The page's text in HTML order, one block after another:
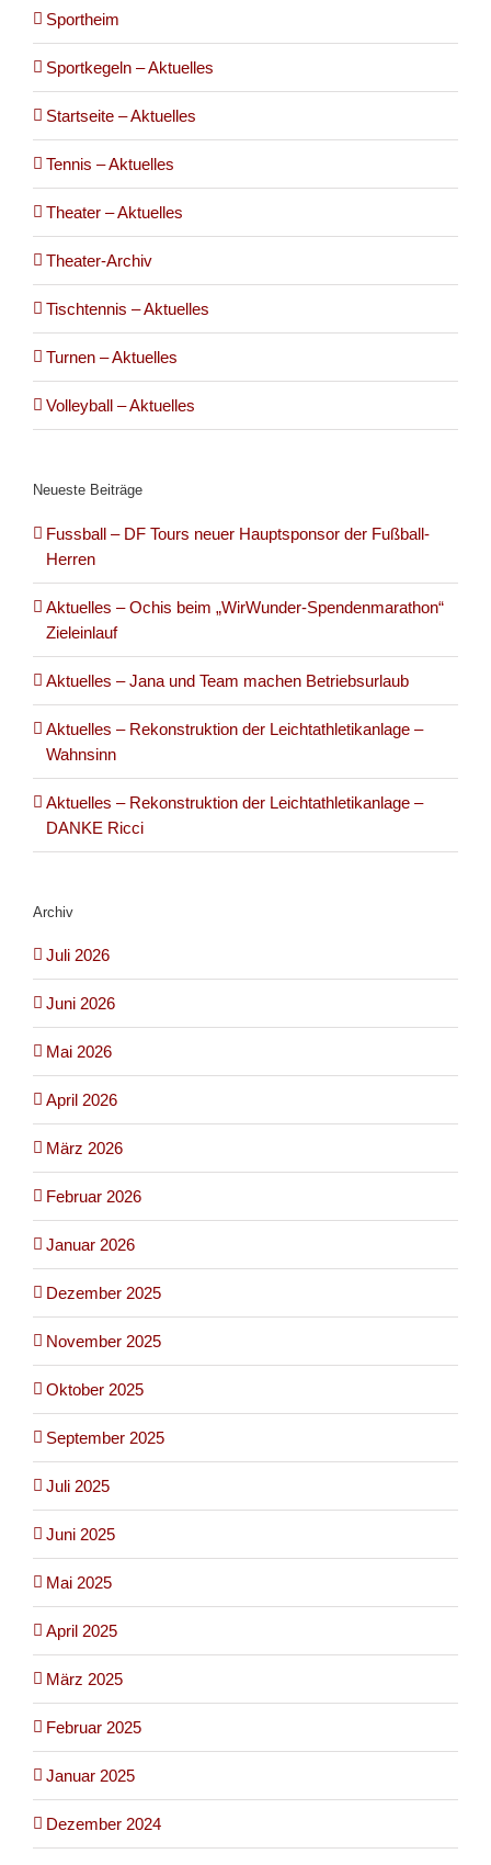
Sportheim
Sportkegeln – Aktuelles
Startseite – Aktuelles
Tennis – Aktuelles
Theater – Aktuelles
Theater-Archiv
Tischtennis – Aktuelles
Turnen – Aktuelles
Volleyball – Aktuelles
Neueste Beiträge
Fussball – DF Tours neuer Hauptsponsor der Fußball-
Herren
Aktuelles – Ochis beim „WirWunder-Spendenmarathon“
Zieleinlauf
Aktuelles – Jana und Team machen Betriebsurlaub
Aktuelles – Rekonstruktion der Leichtathletikanlage –
Wahnsinn
Aktuelles – Rekonstruktion der Leichtathletikanlage –
DANKE Ricci
Archiv
Juli 2026
Juni 2026
Mai 2026
April 2026
März 2026
Februar 2026
Januar 2026
Dezember 2025
November 2025
Oktober 2025
September 2025
Juli 2025
Juni 2025
Mai 2025
April 2025
März 2025
Februar 2025
Januar 2025
Dezember 2024